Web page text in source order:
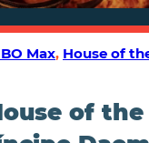
Max, House of
of